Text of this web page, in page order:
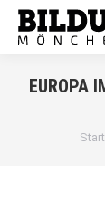
EUROPA
Sie
Start